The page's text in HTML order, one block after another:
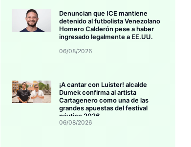
Denuncian que ICE mantiene
detenido al futbolista Venezolano
Homero Calderón pese a haber
ingresado legalmente a EE.UU.
06/08/2026
¡A cantar con Luister! alcalde
Dumek confirma al artista
Cartagenero como una de las
grandes apuestas del festival
náutico 2026
06/08/2026